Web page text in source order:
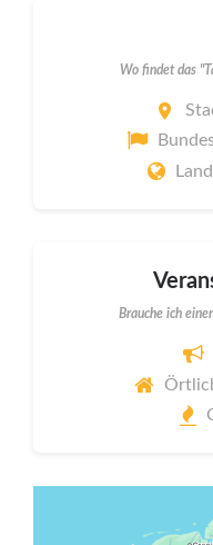
Wo findet das
Brauche ich